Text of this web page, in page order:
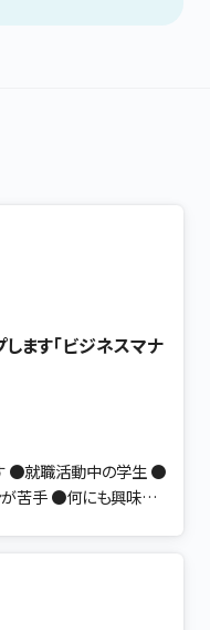
ます「ビジネスマナ
も興味が
れど、実際の場面に
か？ ビジネス
や一緒に働く仲間。 ・